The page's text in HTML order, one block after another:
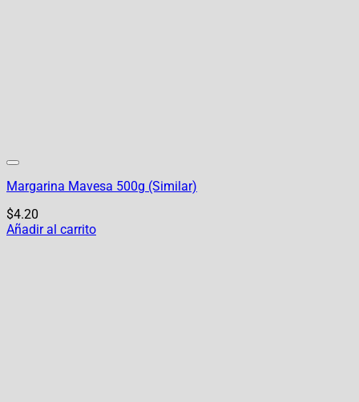
Margarina Mavesa 500g (Similar)
$4.20
Añadir al carrito